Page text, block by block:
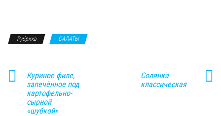
Рубрика САЛАТЫ
Куриное филе,
запечённое под
картофельно-
сырной
«шубкой»
Солянка
классическая